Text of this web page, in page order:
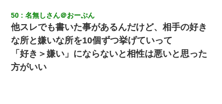
50 名無しさん＠おーぷん
他スレでも書いた事があるんだけど、相手の好き
な所と嫌いな所を10個ずつ挙げていって
「好き＞嫌い」にならないと相性は悪いと思った
方がいい